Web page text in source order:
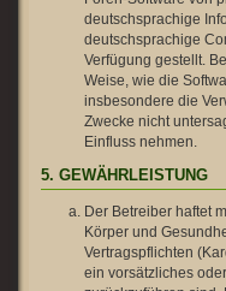
deutschsprachige
deutschsprachige
Verfügung gestellt.
Weise, wie die
insbesondere die
Zwecke nicht
Einfluss nehmen.
5. GEWÄHRLEISTUNG
Der Betreiber haftet
Körper und
Vertragspflichten
ein vorsätzliches